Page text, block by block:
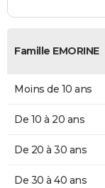
Famille EMORINE
Moins de 10 ans
De 10 à 20 ans
De 20 à 30 ans
De 30 à 40 ans